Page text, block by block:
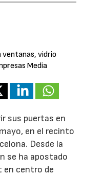
ventanas, vidrio
Media
sus puertas en
en el recinto
Desde la
se ha apostado
centro de